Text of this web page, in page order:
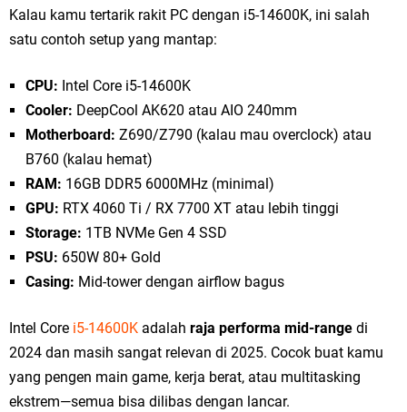
Kalau kamu tertarik rakit PC dengan i5-14600K, ini salah
satu contoh setup yang mantap:
CPU: Intel Core i5-14600K
Cooler: DeepCool AK620 atau AIO 240mm
Motherboard: Z690/Z790 (kalau mau overclock) atau
B760 (kalau hemat)
RAM: 16GB DDR5 6000MHz (minimal)
GPU: RTX 4060 Ti / RX 7700 XT atau lebih tinggi
Storage: 1TB NVMe Gen 4 SSD
PSU: 650W 80+ Gold
Casing: Mid-tower dengan airflow bagus
Intel Core i5-14600K adalah raja performa mid-range di
2024 dan masih sangat relevan di 2025. Cocok buat kamu
yang pengen main game, kerja berat, atau multitasking
ekstrem—semua bisa dilibas dengan lancar.